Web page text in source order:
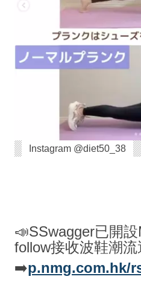
Instagram @diet50_38
📣SSwagger已開
follow接收波鞋潮流
➡️p.nmg.com.hk/